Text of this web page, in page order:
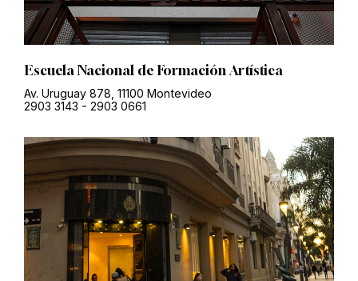
Escuela Nacional de Formación Artística
Av. Uruguay 878, 11100 Montevideo
2903 3143 - 2903 0661